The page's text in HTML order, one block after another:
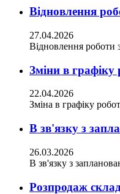
Відновлення
27.04.2026
Відновлення роботи
Зміни в графіку
22.04.2026
Зміна в графіку
В зв'язку з
26.03.2026
В зв'язку з
Розпродаж